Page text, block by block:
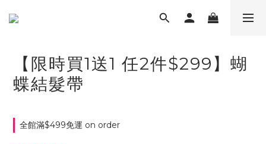
【限時買1送1 任2件$299】蝴
蝶結髮帶
全館滿$499免運 on order